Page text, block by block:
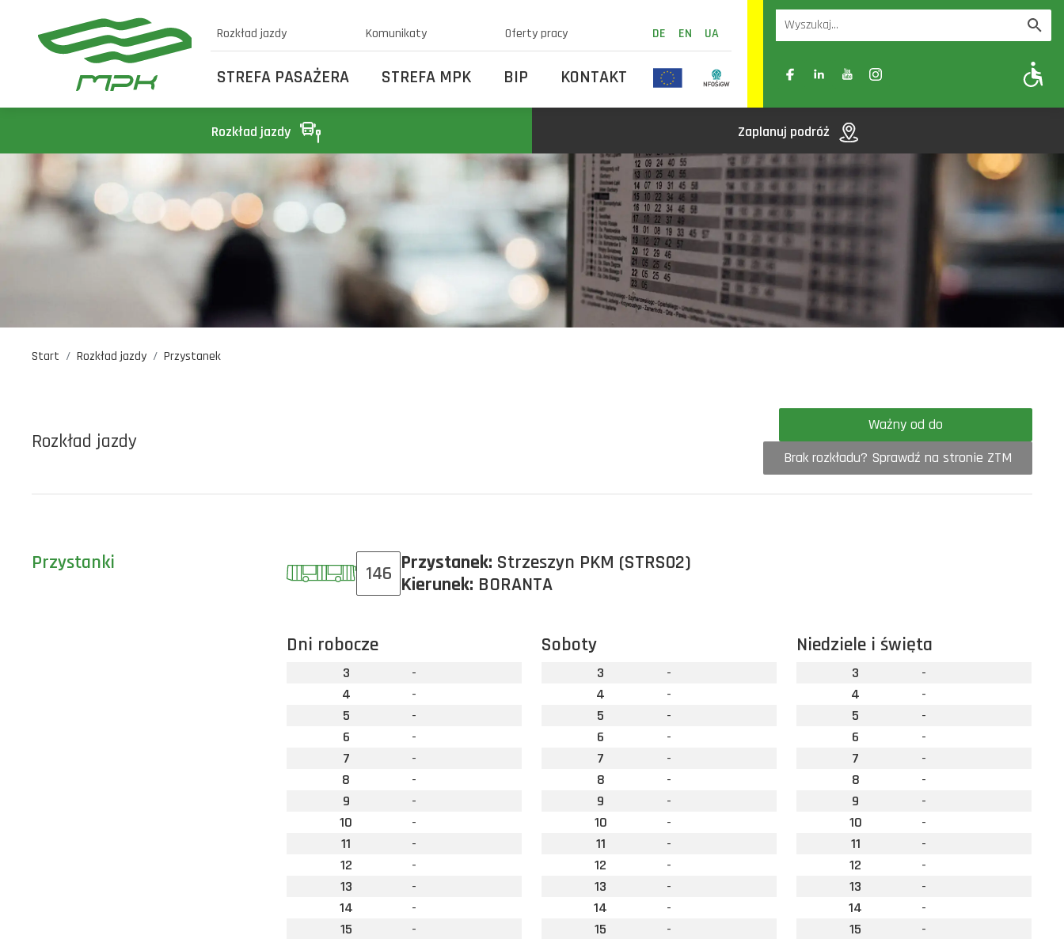
Rozkład jazdy Komunikaty Oferty pracy DE EN UA
STREFA PASAŻERA STREFA MPK BIP KONTAKT A- A A+
Rozkład jazdy Zaplanuj podróż
Start Rozkład jazdy Przystanek
Rozkład jazdy
Ważny od do
Brak rozkładu? Sprawdź na stronie ZTM
Przystanki 146 Przystanek: Strzeszyn PKM (STRS02)
Kierunek: BORANTA
Dni robocze
3
-
4
-
5
-
6
-
7
-
8
-
9
-
10
-
11
-
12
-
13
-
14
-
15
-
Soboty
3
-
4
-
5
-
6
-
7
-
8
-
9
-
10
-
11
-
12
-
13
-
14
-
15
-
Niedziele i święta
3
-
4
-
5
-
6
-
7
-
8
-
9
-
10
-
11
-
12
-
13
-
14
-
15
-